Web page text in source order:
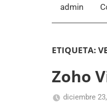
admin
ETIQUETA:
Zoho
diciembre